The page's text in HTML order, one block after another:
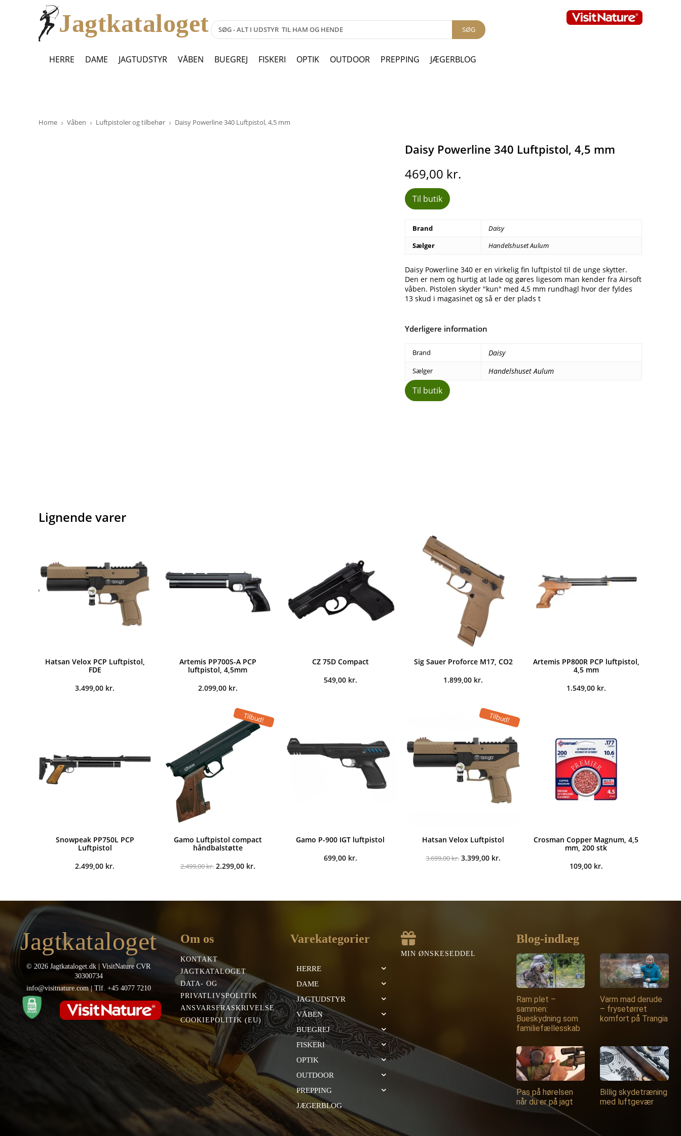
Jagtkataloget SØG
HERRE DAME JAGTUDSTYR VÅBEN BUEGREJ FISKERI OPTIK OUTDOOR PREPPING JÆGERBLOG
Home Våben Luftpistoler og tilbehør Daisy Powerline 340 Luftpistol, 4,5 mm
Daisy Powerline 340 Luftpistol, 4,5 mm
469,00 kr.
Til butik
Brand
Daisy
Sælger
Handelshuset Aulum
Daisy Powerline 340 er en virkelig fin luftpistol til de unge skytter.
Den er nem og hurtig at lade og gøres ligesom man kender fra Airsoft
våben. Pistolen skyder "kun" med 4,5 mm rundhagl hvor der fyldes
13 skud i magasinet og så er der plads t
Yderligere information
Brand Daisy
Sælger Handelshuset Aulum
Til butik
Lignende varer
Hatsan Velox PCP Luftpistol,
FDE
3.499,00 kr.
Artemis PP700S-A PCP
luftpistol, 4,5mm
2.099,00 kr.
CZ 75D Compact
549,00 kr.
Sig Sauer Proforce M17, CO2
1.899,00 kr.
Artemis PP800R PCP luftpistol,
4,5 mm
1.549,00 kr.
Snowpeak PP750L PCP
Luftpistol
2.499,00 kr.
Tilbud!
Gamo Luftpistol compact
håndbalstøtte
2.499,00kr. Den
2.299,00 kr.
Gamo P-900 IGT luftpistol
699,00 kr.
Tilbud!
Hatsan Velox Luftpistol
3.699,00kr. Den
3.399,00 kr.
Crosman Copper Magnum, 4,5
mm, 200 stk
109,00 kr.
Jagtkataloget
© 2026 Jagtkataloget.dk | VisitNature CVR
30300734
info@visitnature.com | Tlf. +45 4077 7210
Om os
KONTAKT
JAGTKATALOGET
DATA- OG
PRIVATLIVSPOLITIK
ANSVARSFRASKRIVELSE
COOKIEPOLITIK (EU)
Varekategorier
HERRE
DAME
JAGTUDSTYR
VÅBEN
BUEGREJ
FISKERI
OPTIK
OUTDOOR
PREPPING
JÆGERBLOG
MIN ØNSKESEDDEL
Blog-indlæg
Ram plet –
sammen:
Bueskydning som
familiefællesskab
Varm mad derude
– frysetørret
komfort på Trangia
Pas på hørelsen
når du er på jagt
Billig skydetræning
med luftgevær